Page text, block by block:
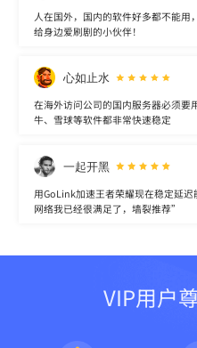
人在国外，国内的软件好多都不能
给身边爱刷剧的小伙伴！
心如止水
在海外访问公司的国内服务器必须要
牛、雪球等软件都非常快速稳定
一起开黑
用GoLink加速王者荣耀现在稳定延
网络我已经很满足了，墙裂推荐”
VIP用户